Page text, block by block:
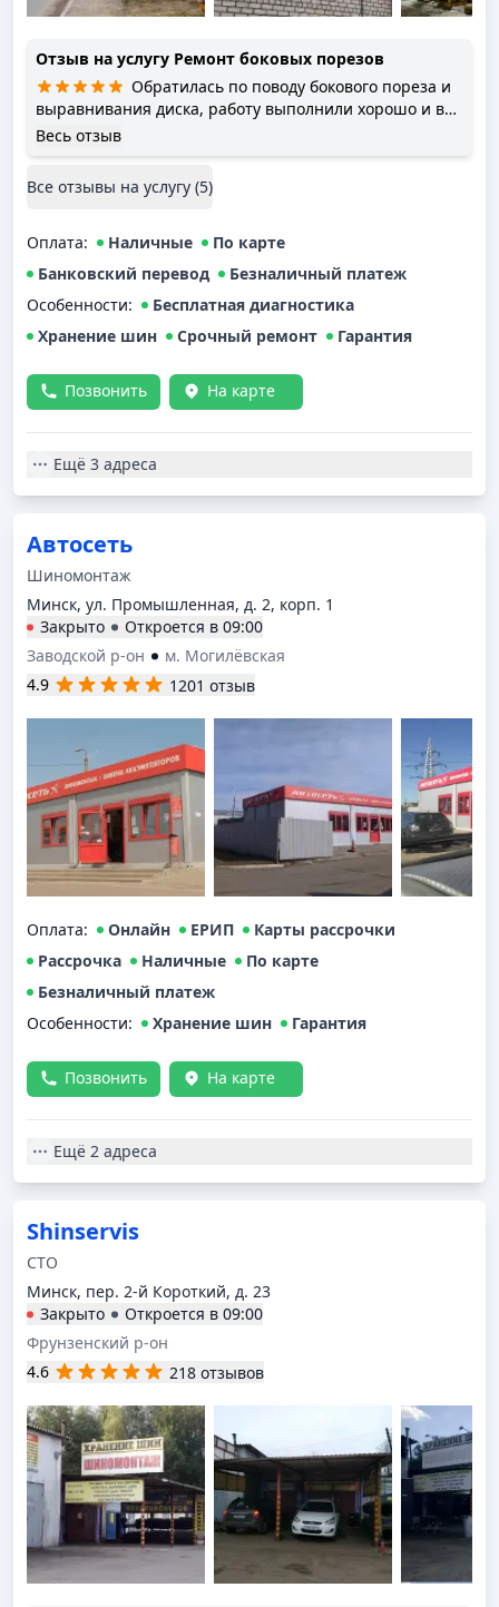
Отзыв на услугу Ремонт боковых порезов
Обратилась по поводу бокового пореза и
выравнивания диска, работу выполнили хорошо и в
указанные ими сроки.
Весь отзыв
Все отзывы на услугу (5)
Оплата: Наличные
По карте
Банковский перевод
Безналичный платеж
Особенности:
Бесплатная диагностика
Хранение шин
Срочный ремонт Гарантия
Позвонить На карте
Ещё 3 адреса
Автосеть
Шиномонтаж
Минск, ул. Промышленная, д. 2, корп. 1
Закрыто
Откроется в 09:00
Заводской р-он
м. Могилёвская
4.9
1201 отзыв
Оплата: Онлайн ЕРИП
Карты рассрочки
Рассрочка
Наличные
По карте
Безналичный платеж
Особенности:
Хранение шин Гарантия
Позвонить На карте
Ещё 2 адреса
Shinservis
СТО
Минск, пер. 2-й Короткий, д. 23
Закрыто
Откроется в 09:00
Фрунзенский р-он
4.6
218 отзывов